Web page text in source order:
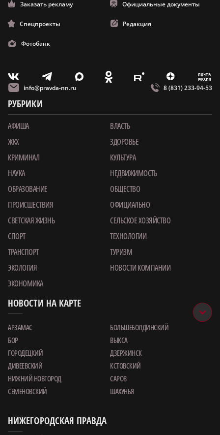
Заказать рекламу Официальные документы
Спецпроекты Редакция
Фотобанк
V T X O E Z m
info@pravda-nn.ru 8 (831) 233-94-53
РУБРИКИ
АФИША
ВЛАСТЬ
ЖКХ
ЗДОРОВЬЕ
КРИМИНАЛ
КУЛЬТУРА
НАУКА
НЕДВИЖИМОСТЬ
ОБРАЗОВАНИЕ
ОБЩЕСТВО
ПРОИСШЕСТВИЯ
ОФИЦИАЛЬНО
СВЕТСКАЯ ЖИЗНЬ
СЕЛЬСКОЕ ХОЗЯЙСТВО
СПОРТ
ТЕХНОЛОГИИ
ТРАНСПОРТ
ТУРИЗМ
ЭКОЛОГИЯ
НОВОСТИ КОМПАНИИ
ЭКОНОМИКА
НОВОСТИ НА КАРТЕ
АРЗАМАС
БОЛЬШЕБОЛДИНСКИЙ
БОР
ВЫКСА
ГОРОДЕЦКИЙ
ДЗЕРЖИНСК
ДИВЕЕВСКИЙ
КСТОВСКИЙ
НИЖНИЙ НОВГОРОД
САРОВ
СЕМЕНОВСКИЙ
ШАХУНЬЯ
НИЖЕГОРОДСКАЯ ПРАВДА